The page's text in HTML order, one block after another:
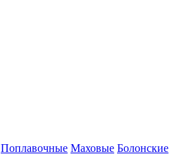
Поплавочные Маховые Болонские